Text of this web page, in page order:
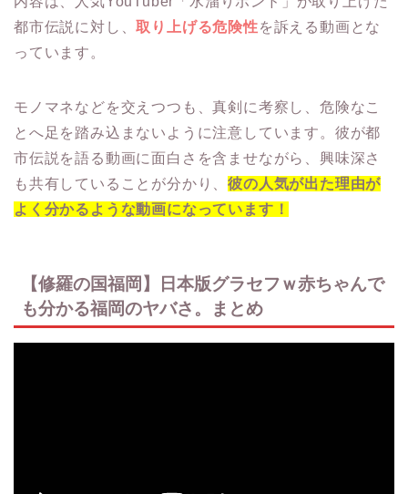
都市伝説に対し、取り上げる危険性を訴える動画とな
っています。
モノマネなどを交えつつも、真剣に考察し、危険なこ
とへ足を踏み込まないように注意しています。彼が都
市伝説を語る動画に面白さを含ませながら、興味深さ
も共有していることが分かり、彼の人気が出た理由が
よく分かるような動画になっています！
【修羅の国福岡】日本版グラセフｗ赤ちゃんで
も分かる福岡のヤバさ。まとめ